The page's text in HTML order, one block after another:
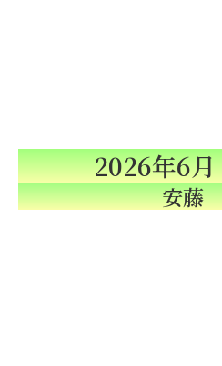
2026年6
安藤